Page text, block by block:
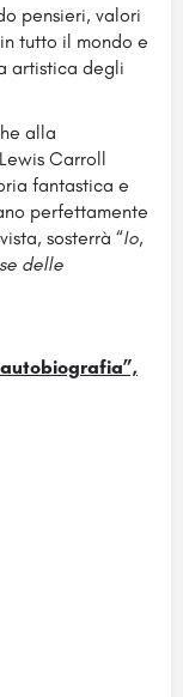
pensieri, valori
tutto il mondo e
artistica degli
alla
Carroll
fantastica e
perfettamente
sosterrà “Io,
delle